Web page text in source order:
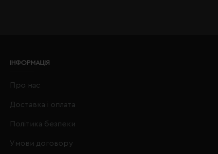
ІНФОРМАЦІЯ
Про нас
Доставка і оплата
Політика безпеки
Умови договору